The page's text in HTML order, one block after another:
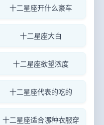
十二星座开什么豪车
十二星座大白
十二星座欲望浓度
十二星座代表的吃的
十二星座适合哪种衣服穿